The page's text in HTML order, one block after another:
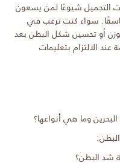
التجميل شيوعًا لمن يسعون
سواء كنت ترغب في
أو تحسين شكل البطن بعد
الالتزام بتعليمات
وما هي أنواعها؟
شد البطن؟